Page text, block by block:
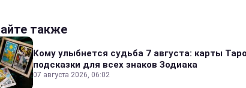
также
Кому улыбнется судьба 7 августа: карты
подсказки для всех знаков Зодиака
07 августа 2026, 06:02